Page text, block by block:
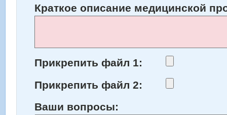
Краткое описание медицинской
Прикрепить файл 1:
Прикрепить файл 2:
Ваши вопросы: